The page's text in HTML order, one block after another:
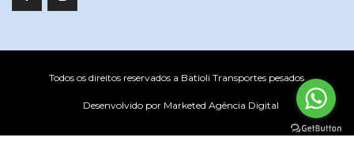
Todos os direitos reservados a Batioli Transportes pesados
Desenvolvido por Marketed Agência Digital